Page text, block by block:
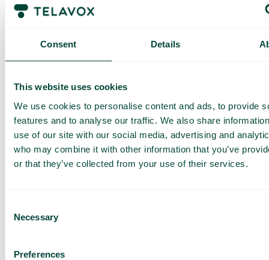
Consent Details
This website uses cookies
We use cookies to personalise content and ads, to provide
features and to analyse our traffic. We also share
use of our site with our social media, advertising and
who may combine it with other information that you’ve
or that they’ve collected from your use of their services.
Selection
Necessary
Preferences
Asioiden hallinta Outlook-sähköpostilla
asiakaskontaktit kootaan yhteen näkymään
Tapausten hallinta tekoälyllä
Anna tekoälytyökalumme tallentaa ja tiivistää
asiakaspuhelunne tehokkaampaa tapausten
hallintaa varten.